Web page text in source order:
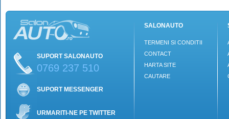
SUPORT SALONAUTO
0769 237 510
SUPORT MESSENGER
URMARITI-NE PE TWITTER
SALONAUTO
TERMENI SI CONDITII
CONTACT
HARTA SITE
CAUTARE